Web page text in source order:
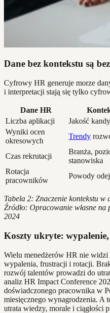
Dane bez kontekstu są
Cyfrowy HR generuje morze
i interpretacji stają się tylko
Dane HR
Liczba aplikacji
Jakość
Wyniki ocen
okresowych
Trendy
Czas rekrutacji
Branża,
stanowiska
Rotacja
pracowników
Powody
Tabela 2: Znaczenie kontekstu w
Źródło: Opracowanie własne
2024
Koszty ukryte:
Wielu menedżerów HR nie widzi
wypalenia, frustracji i rotacji.
rozwój talentów prowadzi do
analiz HR Impact Conference
doświadczonego pracownika w
miesięcznego wynagrodzenia.
utrata wiedzy, morale i ciągłości